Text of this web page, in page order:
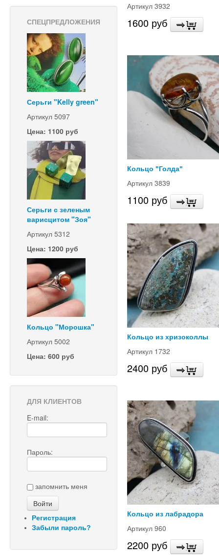
СПЕЦПРЕДЛОЖЕНИЯ
Серьги "Kelly green"
Артикул 5097
Цена: 1100 руб
Серьги с зеленым
варисцитом "Зоя"
Артикул 5312
Цена: 1200 руб
Кольцо "Морошка"
Артикул 5002
Цена: 600 руб
ДЛЯ КЛИЕНТОВ
E-mail:
Пароль:
запомнить меня
Регистрация
Забыли пароль?
Артикул 3932
1600 руб
Кольцо "Голда"
Артикул 3839
1100 руб
Кольцо из хризоколлы
Артикул 1732
2400 руб
Кольцо из лабрадора
Артикул 960
2200 руб